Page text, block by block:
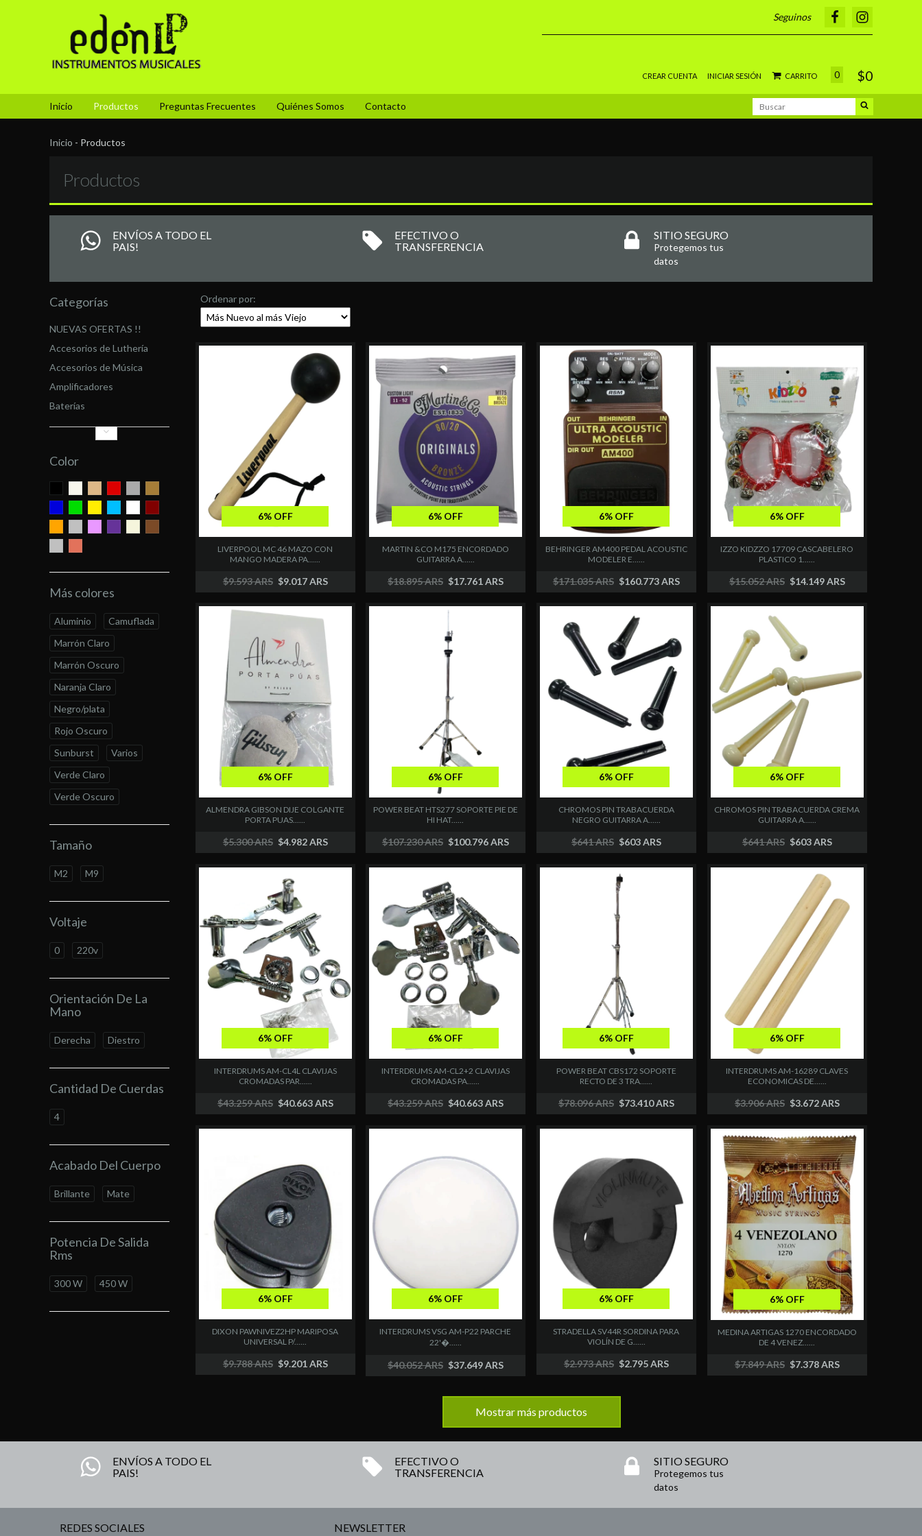
Seguinos
CREAR CUENTA INICIAR SESIÓN CARRITO 0 $0
Inicio Productos Preguntas Frecuentes Quiénes Somos Contacto
Inicio - Productos
Productos
ENVÍOS A TODO EL
PAIS!
EFECTIVO O
TRANSFERENCIA
SITIO SEGURO
Protegemos tus
datos
Categorías
NUEVAS OFERTAS !!
Accesorios de Luthería
Accesorios de Música
Amplificadores
Baterías
Color
Más colores
Aluminio
Camuflada
Marrón Claro
Marrón Oscuro
Naranja Claro
Negro/plata
Rojo Oscuro
Sunburst
Varios
Verde Claro
Verde Oscuro
Tamaño
M2 M9
Voltaje
0 220v
Orientación De La
Mano
Derecha Diestro
Cantidad De Cuerdas
4
Acabado Del Cuerpo
Brillante Mate
Potencia De Salida
Rms
300 W 450 W
Ordenar por:
6% OFF
LIVERPOOL MC 46 MAZO CON
MANGO MADERA PA......
$9.593 ARS $9.017 ARS
6% OFF
MARTIN &CO M175 ENCORDADO
GUITARRA A......
$18.895 ARS $17.761 ARS
6% OFF
BEHRINGER AM400 PEDAL ACOUSTIC
MODELER E......
$171.035 ARS $160.773 ARS
6% OFF
IZZO KIDZZO 17709 CASCABELERO
PLASTICO 1......
$15.052 ARS $14.149 ARS
6% OFF
ALMENDRA GIBSON DIJE COLGANTE
PORTA PUAS......
$5.300 ARS $4.982 ARS
6% OFF
POWER BEAT HTS277 SOPORTE PIE DE
HI HAT......
$107.230 ARS $100.796 ARS
6% OFF
CHROMOS PIN TRABACUERDA
NEGRO GUITARRA A......
$641 ARS $603 ARS
6% OFF
CHROMOS PIN TRABACUERDA CREMA
GUITARRA A......
$641 ARS $603 ARS
6% OFF
INTERDRUMS AM-CL4L CLAVIJAS
CROMADAS PAR......
$43.259 ARS $40.663 ARS
6% OFF
INTERDRUMS AM-CL2+2 CLAVIJAS
CROMADAS PA......
$43.259 ARS $40.663 ARS
6% OFF
POWER BEAT CBS172 SOPORTE
RECTO DE 3 TRA......
$78.096 ARS $73.410 ARS
6% OFF
INTERDRUMS AM-16289 CLAVES
ECONOMICAS DE......
$3.906 ARS $3.672 ARS
6% OFF
DIXON PAWNIVEZ2HP MARIPOSA
UNIVERSAL P/......
$9.788 ARS $9.201 ARS
6% OFF
INTERDRUMS VSG AM-P22 PARCHE
22'�......
$40.052 ARS $37.649 ARS
6% OFF
STRADELLA SV44R SORDINA PARA
VIOLÍN DE G......
$2.973 ARS $2.795 ARS
6% OFF
MEDINA ARTIGAS 1270 ENCORDADO
DE 4 VENEZ......
$7.849 ARS $7.378 ARS
Mostrar más productos
ENVÍOS A TODO EL
PAIS!
EFECTIVO O
TRANSFERENCIA
SITIO SEGURO
Protegemos tus
datos
REDES SOCIALES NEWSLETTER